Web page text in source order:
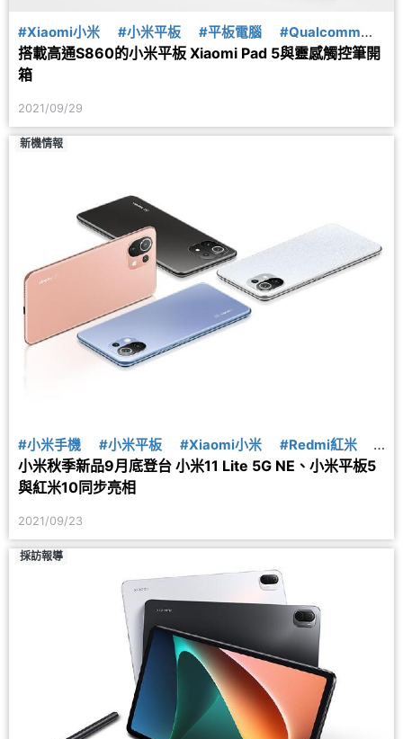
#Xiaomi小米 #小米平板 #平板電腦
#Qualcomm高
通
搭載高通S860的小米平板 Xiaomi Pad 5與靈感觸控筆開
箱
2021/09/29
新機情報
#小米手機 #小米平板 #Xiaomi小米 #Redmi紅米
#
紅米手機
#米家 #智慧裝置 #智慧家庭
#手機
#5G手機
小米秋季新品9月底登台 小米11 Lite 5G NE、小米平板5
與紅米10同步亮相
2021/09/23
採訪報導